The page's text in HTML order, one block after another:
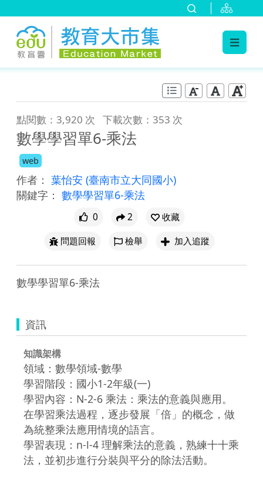
點閱數：3,920 次 下載次數：353 次
數學學習單6-乘法
web
作者： 葉怡安 (臺南市立大同國小)
關鍵字： 數學學習單6-乘法
0 2
收藏
問題回報
檢舉 加入追蹤
資訊
知識架構
領域：數學領域-數學
學習階段：國小1-2年級(一)
學習內容：N-2-6 乘法：乘法的意義與應用。
在學習乘法過程，逐步發展「倍」的概念，做
為統整乘法應用情境的語言。
學習表現：n-Ⅰ-4 理解乘法的意義，熟練十十乘
法，並初步進行分裝與平分的除法活動。